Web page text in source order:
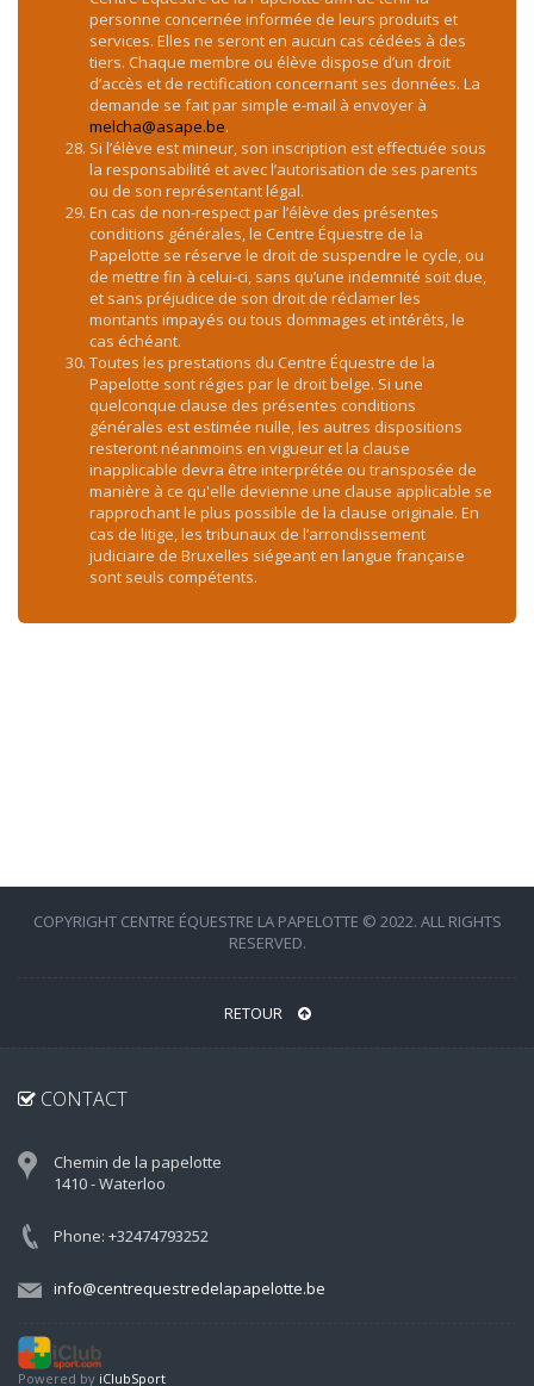
personne concernée informée de leurs produits et
services. Elles ne seront en aucun cas cédées à des
tiers. Chaque membre ou élève dispose d’un droit
d’accès et de rectification concernant ses données. La
demande se fait par simple e-mail à envoyer à
melcha@asape.be.
Si l’élève est mineur, son inscription est effectuée sous
la responsabilité et avec l’autorisation de ses parents
ou de son représentant légal.
En cas de non-respect par l’élève des présentes
conditions générales, le Centre Équestre de la
Papelotte se réserve le droit de suspendre le cycle, ou
de mettre fin à celui-ci, sans qu’une indemnité soit due,
et sans préjudice de son droit de réclamer les
montants impayés ou tous dommages et intérêts, le
cas échéant.
Toutes les prestations du Centre Équestre de la
Papelotte sont régies par le droit belge. Si une
quelconque clause des présentes conditions
générales est estimée nulle, les autres dispositions
resteront néanmoins en vigueur et la clause
inapplicable devra être interprétée ou transposée de
manière à ce qu'elle devienne une clause applicable se
rapprochant le plus possible de la clause originale. En
cas de litige, les tribunaux de l’arrondissement
judiciaire de Bruxelles siégeant en langue française
sont seuls compétents.
COPYRIGHT CENTRE ÉQUESTRE LA PAPELOTTE © 2022. ALL RIGHTS
RESERVED.
RETOUR
CONTACT
Chemin de la papelotte
1410 - Waterloo
Phone: +32474793252
info@centrequestredelapapelotte.be
Powered by iClubSport